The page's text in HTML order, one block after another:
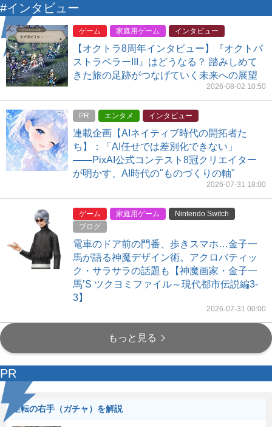
#インタビュー
ゲーム 家庭用ゲーム インタビュー
【オクトラ8周年インタビュー】『オクトパ
ストラベラーIII』はどうなる？ 踏みしめて
きた旅の足跡がつなげていく未来への展望
2026-08-02 10:50
PR エンタメ インタビュー
連載企画【AIネイティブ時代の開拓者た
ち】：「AI任せでは差別化できない」
――PixAI公式コンテスト8冠クリエイター
が明かす、AI時代の"ものづくりの軸"
2026-07-31 18:00
ゲーム 家庭用ゲーム
Nintendo Switch
ブログ
電車のドア前の門番、歩きスマホ…金子一
馬が語る神魔デザイン術。アクロバティッ
ク・サラサラの話題も【神魔画家・金子一
馬’S ツクヨミファイル～現代都市伝説編3-
3】
2026-07-31 00:00
もっと見る
PR
逆転の右手（ガチャ）を解説